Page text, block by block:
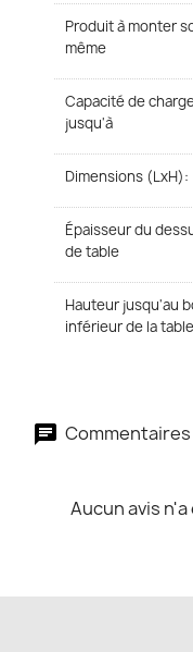
Produit à monter
même
Capacité de
jusqu'à
Dimensions (LxH):
Épaisseur du
de table
Hauteur jusqu'au
inférieur de la table
Aucun avis